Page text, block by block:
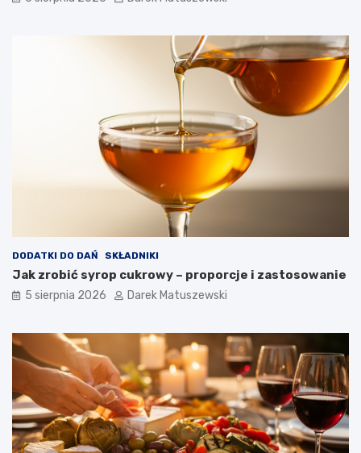
o
t
r
w
DODATKI DO DAŃ SKŁADNIKI
Jak zrobić syrop cukrowy – proporcje i zastosowanie
5 sierpnia 2026 Darek Matuszewski